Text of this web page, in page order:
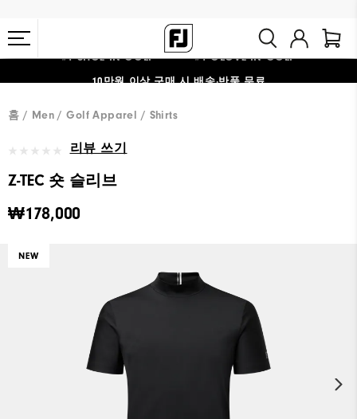
#1 SHOE IN GOLF #1 GLOVE IN GOLF
홈 Men Golf Apparel Shirts
리뷰 쓰기
Z-TEC 숏 슬리브
₩178,000
NEW